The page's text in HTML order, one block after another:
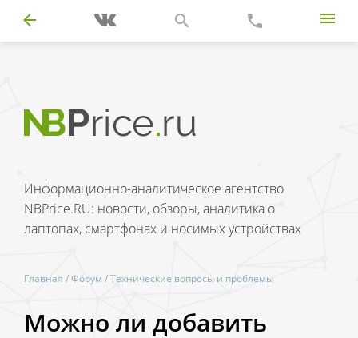
Информационно-аналитическое агентство
NBPrice.RU: новости, обзоры, аналитика о
лаптопах, смартфонах и носимых устройствах
Главная /Форум /Технические вопросы и проблемы
Можно ли добавить